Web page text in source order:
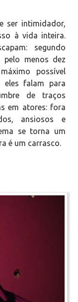
ser intimidador,
à vida inteira.
segundo
pelo menos dez
possível
eles falam para
de traços
em atores: fora
ansiosos e
se torna um
é um carrasco.